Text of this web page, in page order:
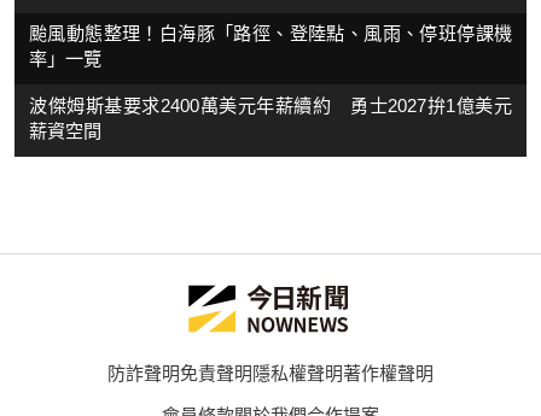
颱風動態整理！白海豚「路徑、登陸點、風雨、停班停課機
率」一覽
波傑姆斯基要求2400萬美元年薪續約 勇士2027拚1億美元
薪資空間
防詐聲明免責聲明隱私權聲明著作權聲明